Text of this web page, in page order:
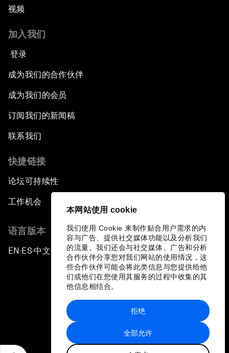
本网站使用 cookie
我们使用 Cookie 来制作贴合用户需求的内
容与广告、提供社交媒体功能以及分析我们
的流量。我们还会与社交媒体、广告和分析
合作伙伴分享您对我们网站的使用情况，这
些合作伙伴可能会将此类信息与您提供给他
们或他们在您使用其服务的过程中收集的其
他信息相结合。
全部允许
拒绝
视频
加入我们
登录
成为我们的合作伙伴
成为我们的会员
订阅我们的新闻稿
联系我们
快捷链接
论坛可持续性
工作机会
语言版本
EN ▪ ES▪中文▪ 日本語
站点地图